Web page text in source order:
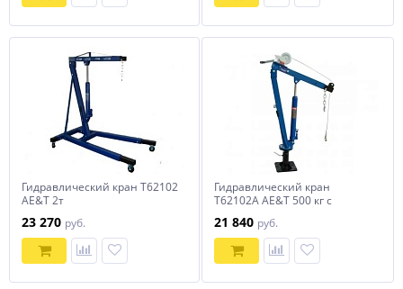
Гидравлический кран Т62102
AE&T 2т
23 270 руб.
Гидравлический кран
T62102A AE&T 500 кг с
21 840 руб.